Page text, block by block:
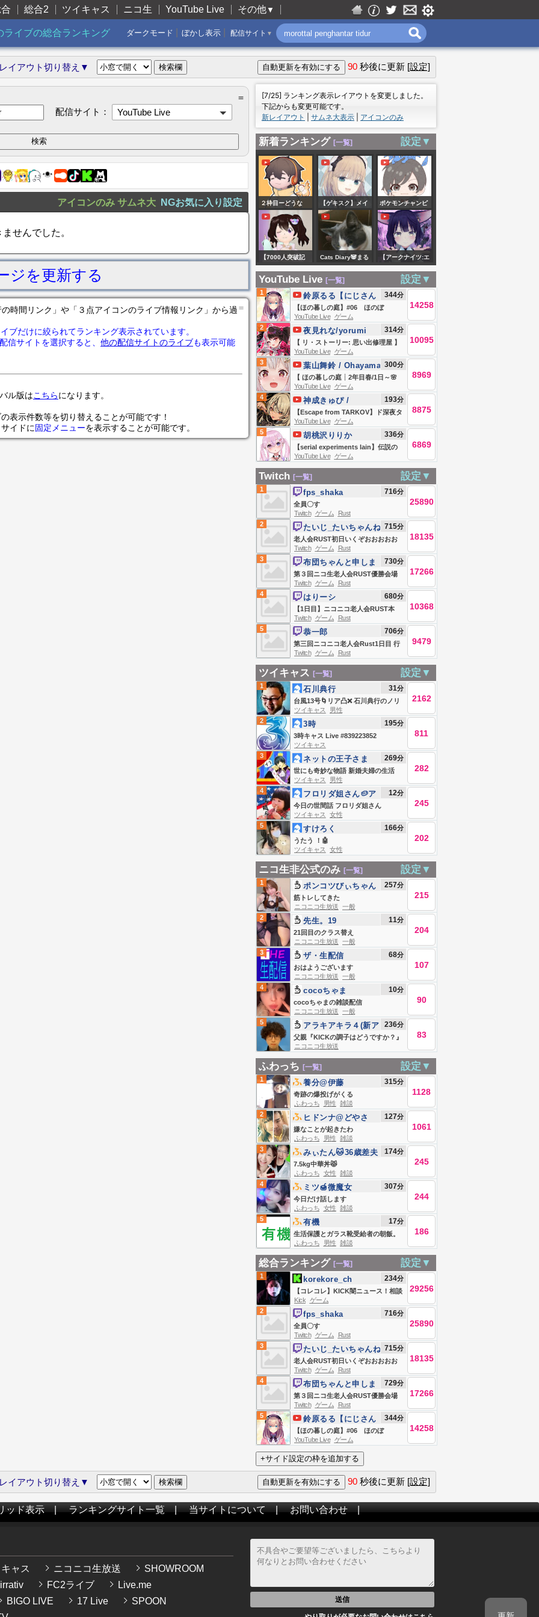
総合2 ツイキャス ニコ生 YouTube Live その他▼
ライブの総合ランキング 配信サイト ▼
ぼかし表示
ダークモード
イアウト切り替え▼ 90 秒後に更新 [設定]
＝
配信サイト：
YouTube Live
アイコンのみ サムネ大 NGお気に入り設定
せんでした。
ジを更新する
＝
時間リンク」や「３点アイコンのライブ情報リンク」から過
ブだけに絞られてランキング表示されています。
信サイトを選択すると、 他の配信サイトのライブも表示可能
ル版はこちらになります。
表示件数等を切り替えることが可能です！
イドに固定メニューを表示することが可能です。
[7/25] ランキング表示レイアウトを変更しました。
下記からも変更可能です。
新レイアウト
サムネ大表示 アイコンのみ
新着ランキング [一覧] 設定▼
２枠目ーどうな
る！？第３回ニコ
ニコ老人会RUST
Day1【フルコン視
点】#ニコニコ老人
会RUST
【ゲキスク】メイ
ドさんのゲキシン
スクアドラ！ ドラ
ゴンボール ゲキシ
ン スクアドラ ｜
GEKISHIN
SQUADRA ｜
MOBA実況プレイ
｜梦岐ゆめこ｜黒
森ゆうな
ポケモンチャンピ
オンズ まずはマ
スターボール級目
指して！ 希望があ
ればプラべ戦OK(ダ
ブルバトルも可
能) #shorts #ポケ
モン #縦型配信
【7000人突破記
念】超複合式ゴー
るｗｗｗ【マイク
ラ統合
版/Windows/PE/Switch/PS/Xbox】
Cats Diary🐼まる
ちゃんねる登録お
願いします🐼 がラ
イブ配信中！
【アークナイツ:エ
ンドフィールド】
タロIIでの日々 向淵
YouTube Live [一覧] 設定▼
1
【ほの暮しの庭】#06 ほのぼ
の・・？スローライフ生活
ッ・・・！！！！！【にじさんじ/鈴
原るる 】
鈴原るる【にじさん
じ所属】
344分
14258
YouTube Live ゲーム
2
【 リ・ストーリー: 思い出修理屋 】
レトロ系デバイス修理はじめまし
た。 【 にじさんじ / 夜見れな 】
夜見れな/yorumi
rena【にじさんじ所
属】
314分
10095
YouTube Live ゲーム
3
【 ほの暮しの庭┊︎2年目春/1日～🌸
】ストーリークリアまで！少し不穏
なスローライフ！？王覇山、入村
😨。（ 暮らし、ときどき、―― ）【
にじさんじ┊︎葉山舞鈴┊︎※ネタバレ
注意 】
葉山舞鈴 / Ohayama
Ch.
300分
8969
YouTube Live ゲーム
4
【Escape from TARKOV】ド深夜タ
ルコフアレルギーはよ見つけたい
【ぶいすぽっ！/神成きゅぴ】
神成きゅぴ /
Kaminari Qpi
193分
8875
YouTube Live ゲーム
5
【serial experiments lain】伝説の
鬱ゲー！？lainのゲームやるぞ！！
【胡桃沢りりか】
胡桃沢りりか 336分
6869
YouTube Live ゲーム
Twitch [一覧] 設定▼
1
全員〇す
fps_shaka 716分
25890
Twitch ゲーム
Rust
2
老人会RUST初日いくぞおおおおお
おおおおお
たいじ_たいちゃんね
る
715分
18135
Twitch ゲーム
Rust
3
第３回ニコ生老人会RUST優勝会場
お布団ちゃん、う〇ちちゃん、恭ち
ゃん、キズナ
布団ちゃんと申しま
す
730分
17266
Twitch ゲーム
Rust
4
【1日目】ニコニコ老人会RUST本
番、ソロで優勝＆MVPを目指す男
はりーシ 680分
10368
Twitch ゲーム
Rust
5
第三回ニコニコ老人会Rust1日目 行
くぞ‼優勝
恭一郎 706分
9479
Twitch ゲーム Rust
ツイキャス [一覧] 設定▼
1
台風13号🌀リア凸❌ 石川典行のノリ
ユキラジオ
石川典行 31分
2162
ツイキャス
男性
2
3時キャス Live #839223852
3時 195分
811
ツイキャス
3
世にも奇妙な物語 新婚夫婦の生活
ネットの王子さま
(笑)
269分
282
ツイキャス
男性
4
今日の世間話 フロリダ姐さん
フロリダ姐さん🥔ア
メリカンばばあ
12分
245
ツイキャス
女性
5
うたう ！🤖
すけろく 166分
202
ツイキャス 女性
ニコ生非公式のみ [一覧] 設定▼
1
筋トレしてきた
ポンコツびぃちゃん
(無敵)
257分
215
ニコニコ生放送 一般
2
21回目のクラス替え
先生。19 11分
204
ニコニコ生放送 一般
3
おはようございます
ザ・生配信 68分
107
ニコニコ生放送 一般
4
cocoちゃまの雑談配信
cocoちゃま 10分
90
ニコニコ生放送 一般
5
父親『KICKの調子はどうですか？』
アラキアキラ４(新ア
カウント)
236分
83
ニコニコ生放送
ふわっち [一覧] 設定▼
1
奇跡の爆投げがくる
養分@伊藤 315分
1128
ふわっち 男性 雑談
2
嫌なことが起きたわ
ヒドンナ@どやさ 127分
1061
ふわっち 男性 雑談
3
7.5kg中華丼😾
みぃたん🐱36歳差夫
婦の大食い嫁
174分
245
ふわっち 女性 雑談
4
今日だけ話します
ミツ🍯微魔女 307分
244
ふわっち 女性 雑談
5
生活保護とガラス靴受給者の朝飯。
有機 17分
186
ふわっち 男性 雑談
総合ランキング [一覧] 設定▼
1
【コレコレ】KICK闇ニュース！相談
やSNSトラブル解決【ミラー、録画
禁止】
korekore_ch 234分
29256
Kick ゲーム
2
全員〇す
fps_shaka 716分
25890
Twitch ゲーム
Rust
3
老人会RUST初日いくぞおおおおお
おおおおお
たいじ_たいちゃんね
る
715分
18135
Twitch ゲーム
Rust
4
第３回ニコ生老人会RUST優勝会場
お布団ちゃん、う〇ちちゃん、恭ち
ゃん、キズナ
布団ちゃんと申しま
す
729分
17266
Twitch ゲーム
Rust
5
【ほの暮しの庭】#06 ほのぼ
の・・？スローライフ生活
ッ・・・！！！！！【にじさんじ/鈴
原るる 】
鈴原るる【にじさん
じ所属】
344分
14258
YouTube Live ゲーム
イアウト切り替え▼ 90 秒後に更新 [設定]
ッド表示|ランキングサイト一覧|当サイトについて|お問い合わせ|
ャス ニコニコ生放送
SHOWROOM
FC2ライブ
Live.me
BIGO LIVE
17 Live
SPOON
送信